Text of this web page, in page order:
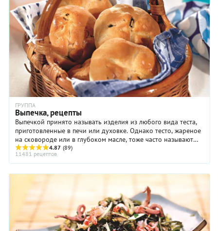
ГРУППА
Выпечка, рецепты
Выпечкой принято называть изделия из любого вида теста,
приготовленные в печи или духовке. Однако тесто, жареное
на сковороде или в глубоком масле, тоже часто называют
выпечкой. Всю выпечку можно ...
4.87 (89)
11481 рецептов